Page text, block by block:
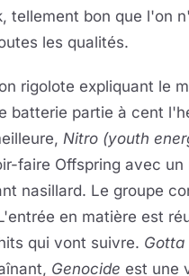
tellement bon que l'on
les qualités.
rigolote expliquant le
batterie partie à cent
Nitro (youth
faire Offspring avec
nasillard. Le groupe
en matière est
qui vont suivre.
Genocide est une